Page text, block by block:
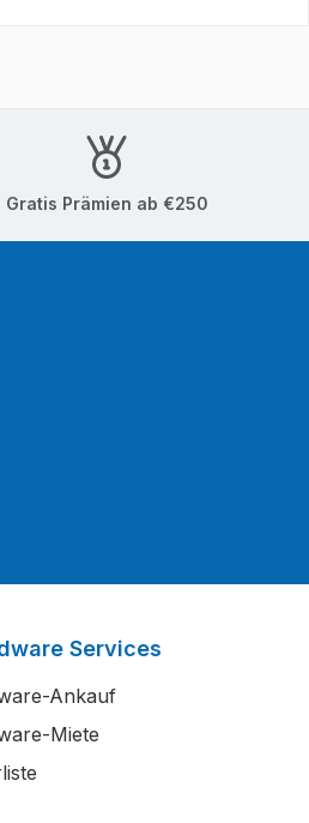
Gratis Prämien ab €250
Services
Ankauf
Miete